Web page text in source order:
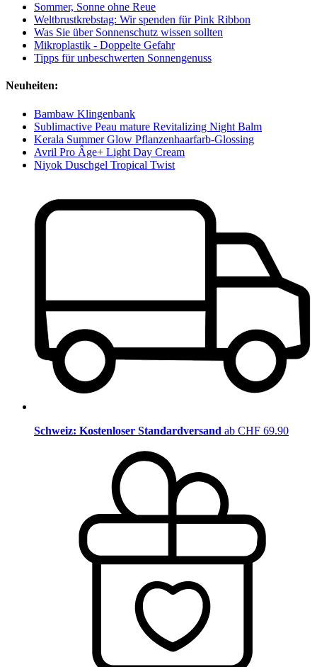
Sommer, Sonne ohne Reue
Weltbrustkrebstag: Wir spenden für Pink Ribbon
Was Sie über Sonnenschutz wissen sollten
Mikroplastik - Doppelte Gefahr
Tipps für unbeschwerten Sonnengenuss
Neuheiten:
Bambaw Klingenbank
Sublimactive Peau mature Revitalizing Night Balm
Kerala Summer Glow Pflanzenhaarfarb-Glossing
Avril Pro Âge+ Light Day Cream
Niyok Duschgel Tropical Twist
Schweiz: Kostenloser Standardversand ab CHF 69.90